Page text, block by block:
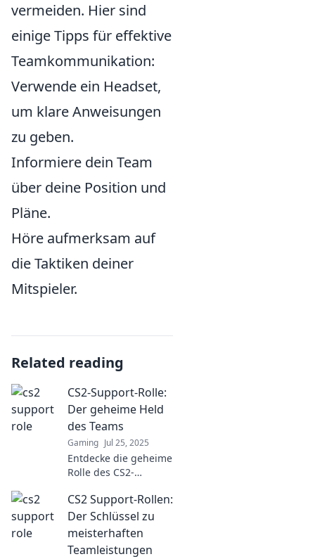
vermeiden. Hier sind
einige Tipps für effektive
Teamkommunikation:
Verwende ein Headset,
um klare Anweisungen
zu geben.
Informiere dein Team
über deine Position und
Pläne.
Höre aufmerksam auf
die Taktiken deiner
Mitspieler.
Related reading
CS2-Support-Rolle:
Der geheime Held
des Teams
Gaming Jul 25, 2025
Entdecke die geheime
Rolle des CS2-
das Team zum Sieg
führt. Lass dir diese
Insights nicht
entgehen!
CS2 Support-Rollen:
Der Schlüssel zu
meisterhaften
Teamleistungen